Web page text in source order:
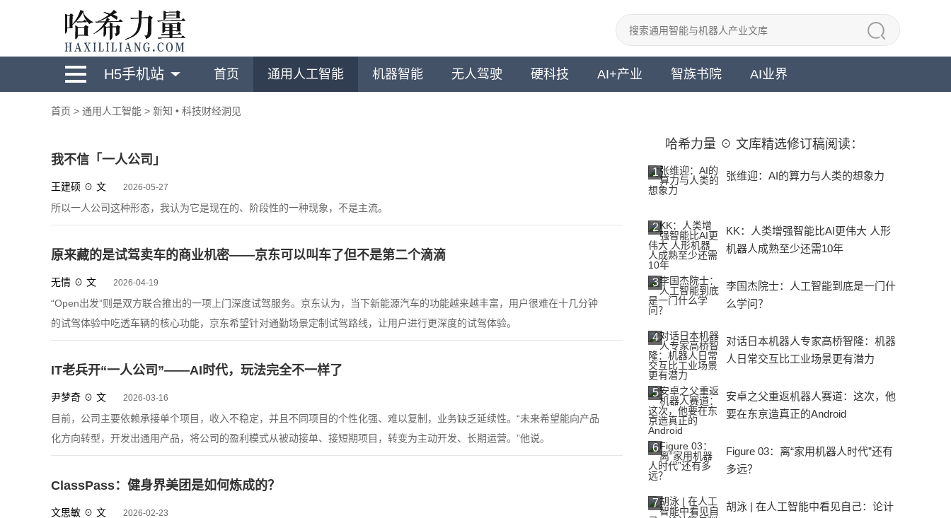
H5手机站 首页 通用人工智能 机器智能 无人驾驶 硬科技 AI+产业 智族书院 AI业界
首页 > 通用人工智能 > 新知 • 科技财经洞见
我不信「一人公司」
王建硕 ☉ 文 2026-05-27
所以一人公司这种形态，我认为它是现在的、阶段性的一种现象，不是主流。
原来藏的是试驾卖车的商业机密——京东可以叫车了但不是第二个滴滴
无情 ☉ 文 2026-04-19
“Open出发”则是双方联合推出的一项上门深度试驾服务。京东认为，当下新能源汽车的功能越来越丰富，用户很难在十几分钟
的试驾体验中吃透车辆的核心功能，京东希望针对通勤场景定制试驾路线，让用户进行更深度的试驾体验。
IT老兵开“一人公司”——AI时代，玩法完全不一样了
尹梦奇 ☉ 文 2026-03-16
目前，公司主要依赖承接单个项目，收入不稳定，并且不同项目的个性化强、难以复制，业务缺乏延续性。“未来希望能向产品
化方向转型，开发出通用产品，将公司的盈利模式从被动接单、接短期项目，转变为主动开发、长期运营。”他说。
ClassPass：健身界美团是如何炼成的？
文思敏 ☉ 文 2026-02-23
哈希力量 ☉ 文库精选修订稿阅读：
1 张维迎：AI的算力与人类的想象力
2
KK：人类增强智能比AI更伟大 人形
机器人成熟至少还需10年
3
李国杰院士：人工智能到底是一门什
么学问？
4
对话日本机器人专家高桥智隆：机器
人日常交互比工业场景更有潜力
5
安卓之父重返机器人赛道：这次，他
要在东京造真正的Android
6
Figure 03：离“家用机器人时代”还有
多远？
7
胡泳 | 在人工智能中看见自己：论计